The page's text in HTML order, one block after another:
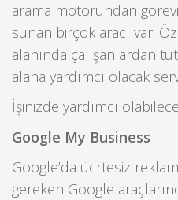
arama motorundan
sunan birçok aracı var.
alanında çalışanlardan
alana yardımcı olacak
İşinizde yardımcı
Google My Business
Google’da ücrtesiz
gereken Google